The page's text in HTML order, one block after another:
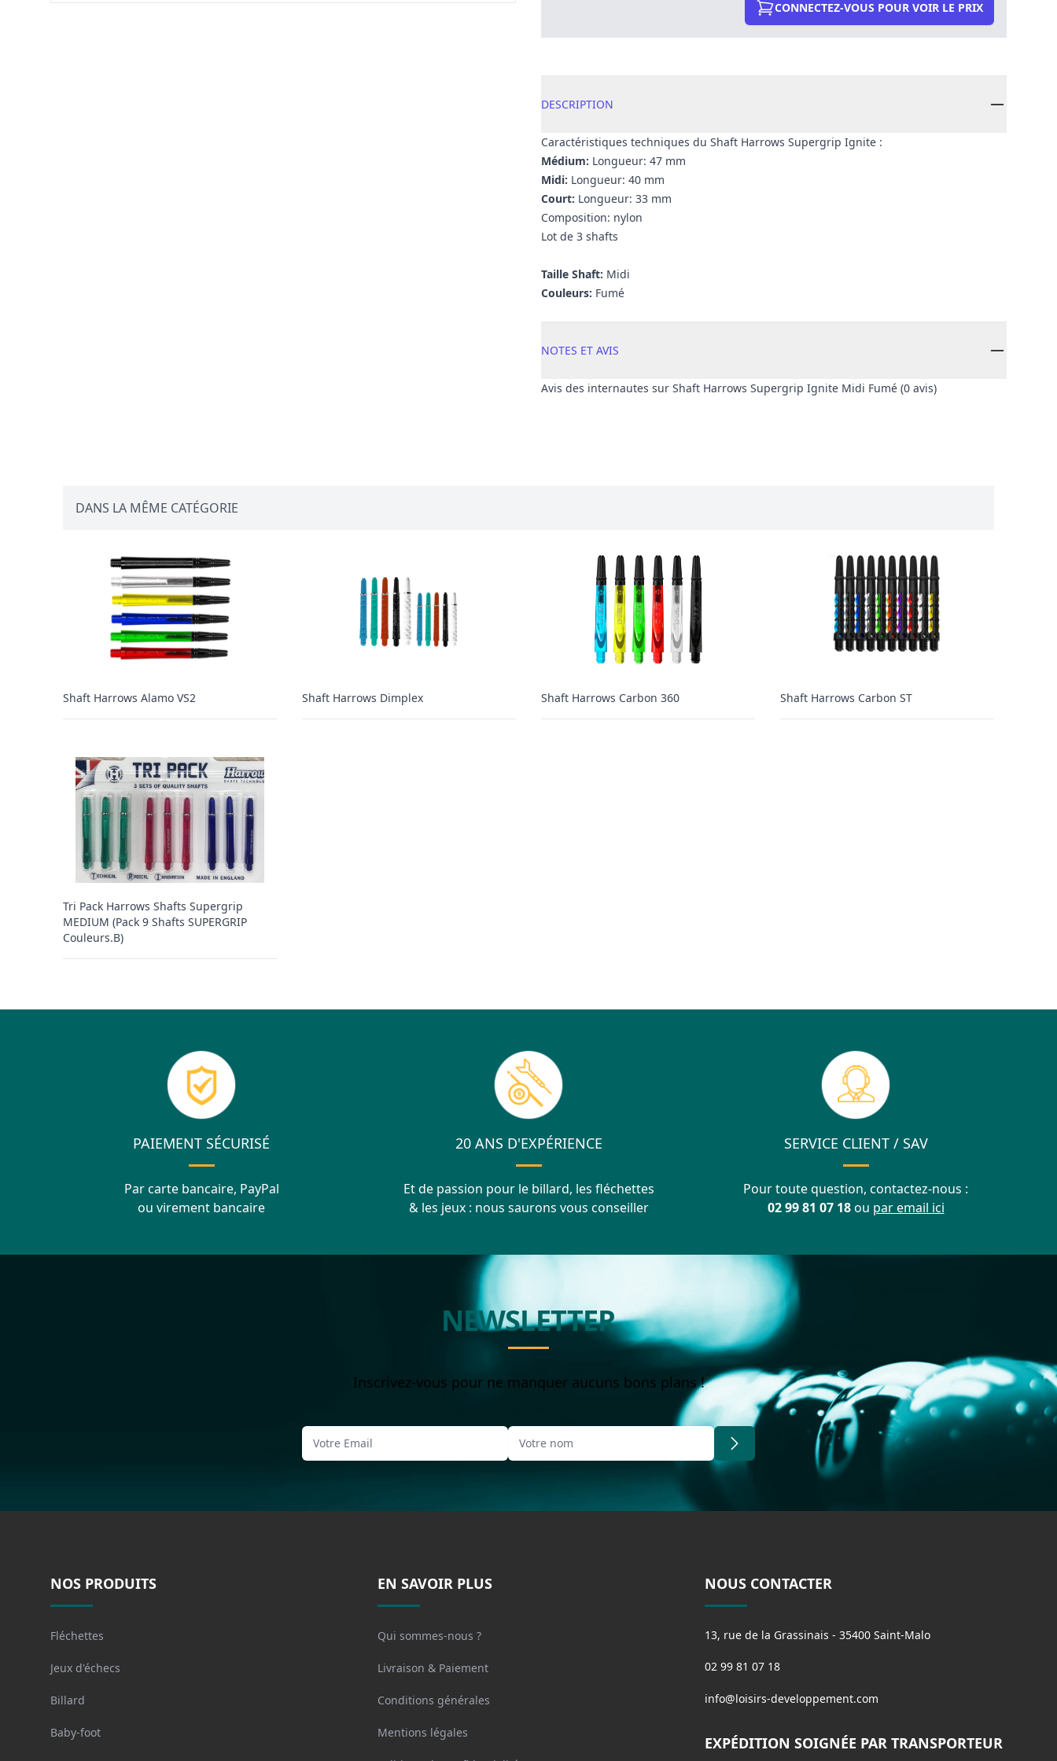
CONNECTEZ-VOUS POUR VOIR LE PRIX
DESCRIPTION
Caractéristiques techniques du Shaft Harrows Supergrip Ignite :
Médium: Longueur: 47 mm
Midi: Longueur: 40 mm
Court: Longueur: 33 mm
Composition: nylon
Lot de 3 shafts
Taille Shaft: Midi
Couleurs: Fumé
NOTES ET AVIS
Avis des internautes sur Shaft Harrows Supergrip Ignite Midi Fumé (0 avis)
DANS LA MÊME CATÉGORIE
Shaft Harrows Alamo VS2 Shaft Harrows Dimplex Shaft Harrows Carbon 360 Shaft Harrows Carbon ST
Tri Pack Harrows Shafts Supergrip
MEDIUM (Pack 9 Shafts SUPERGRIP
Couleurs.B)
PAIEMENT SÉCURISÉ
Par carte bancaire, PayPal
ou virement bancaire
20 ANS D'EXPÉRIENCE
Et de passion pour le billard, les fléchettes
& les jeux : nous saurons vous conseiller
SERVICE CLIENT / SAV
Pour toute question, contactez-nous :
02 99 81 07 18ou par email ici
NEWSLETTER
Inscrivez-vous pour ne manquer aucuns bons plans !
NOS PRODUITS
Fléchettes
Jeux d'échecs
Billard
Baby-foot
EN SAVOIR PLUS
Qui sommes-nous ?
Livraison & Paiement
Conditions générales
Mentions légales
NOUS CONTACTER
13, rue de la Grassinais - 35400 Saint-Malo
02 99 81 07 18
info@loisirs-developpement.com
EXPÉDITION SOIGNÉE PAR TRANSPORTEUR